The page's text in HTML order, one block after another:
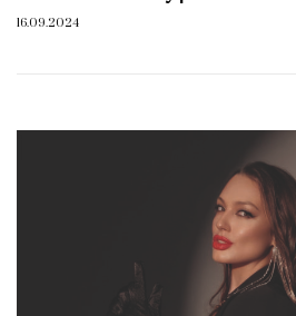
16.09.2024